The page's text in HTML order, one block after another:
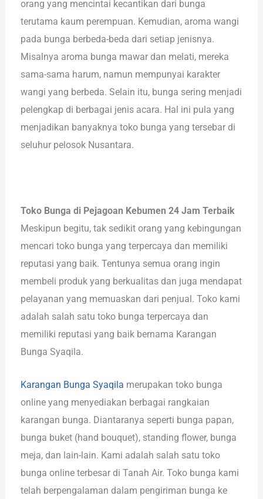
orang yang mencintai kecantikan dari bunga
terutama kaum perempuan. Kemudian, aroma wangi
pada bunga berbeda-beda dari setiap jenisnya.
Misalnya aroma bunga mawar dan melati, mereka
sama-sama harum, namun mempunyai karakter
wangi yang berbeda. Selain itu, bunga sering menjadi
pelengkap di berbagai jenis acara. Hal ini pula yang
menjadikan banyaknya toko bunga yang tersebar di
seluhur pelosok Nusantara.
Toko Bunga di Pejagoan Kebumen 24 Jam Terbaik
Meskipun begitu, tak sedikit orang yang kebingungan
mencari toko bunga yang terpercaya dan memiliki
reputasi yang baik. Tentunya semua orang ingin
membeli produk yang berkualitas dan juga mendapat
pelayanan yang memuaskan dari penjual. Toko kami
adalah salah satu toko bunga terpercaya dan
memiliki reputasi yang baik bernama Karangan
Bunga Syaqila.
Karangan Bunga Syaqila merupakan toko bunga
online yang menyediakan berbagai rangkaian
karangan bunga. Diantaranya seperti bunga papan,
bunga buket (hand bouquet), standing flower, bunga
meja, dan lain-lain. Kami adalah salah satu toko
bunga online terbesar di Tanah Air. Toko bunga kami
telah berpengalaman dalam pengiriman bunga ke